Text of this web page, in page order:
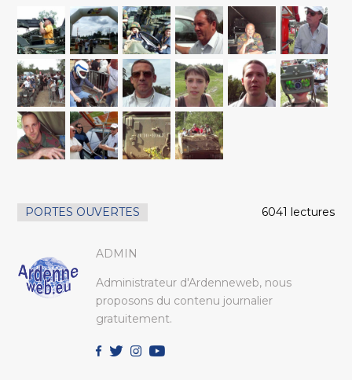
PORTES OUVERTES 6041 lectures
ADMIN
Administrateur d'Ardenneweb, nous
proposons du contenu journalier
gratuitement.